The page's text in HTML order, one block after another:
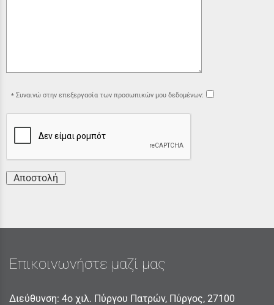
Συναινώ στην επεξεργασία των προσωπικών μου δεδομένων:
Αποστολή
Επικοινωνήστε μαζί μας
Διεύθυνση: 4ο χιλ. Πύργου Πατρών, Πύργος, 27100